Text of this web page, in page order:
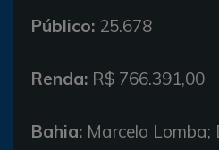
Público: 25.678
Renda: R$ 766.391,00
Bahia: Marcelo Lomba;